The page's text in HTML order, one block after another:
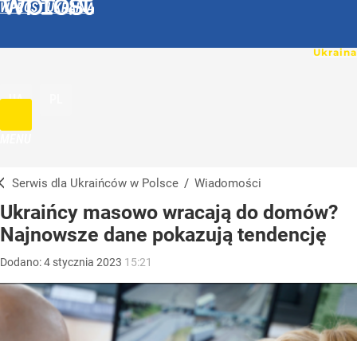
WPROST UKRAINA
UA
Serwis dla Ukraińców w Polsce / Wiadomości
Ukraińcy masowo wracają do domów?
Najnowsze dane pokazują tendencję
Dodano:4 stycznia 2023 15:21